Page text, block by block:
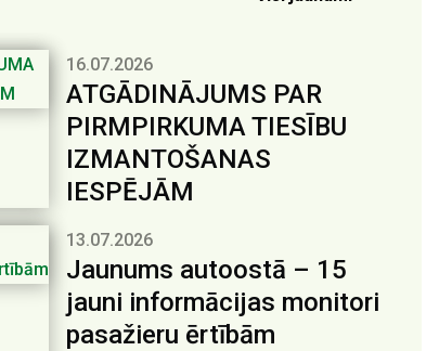
ATGĀDINĀJUMS PAR
PIRMPIRKUMA TIESĪBU
IZMANTOŠANAS
IESPĒJĀM
16.07.2026
Jaunums autoostā – 15
jauni informācijas monitori
pasažieru ērtībām
13.07.2026